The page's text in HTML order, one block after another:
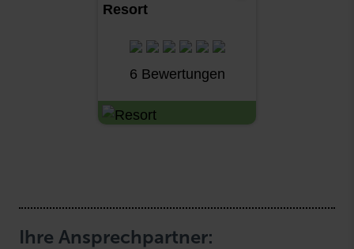
Resort
6 Bewertungen
Ihre Ansprechpartner: